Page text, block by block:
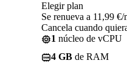
Elegir plan
Se renueva a 11,99 €/
Cancela cuando
1 núcleo de vCPU
4 GB de RAM